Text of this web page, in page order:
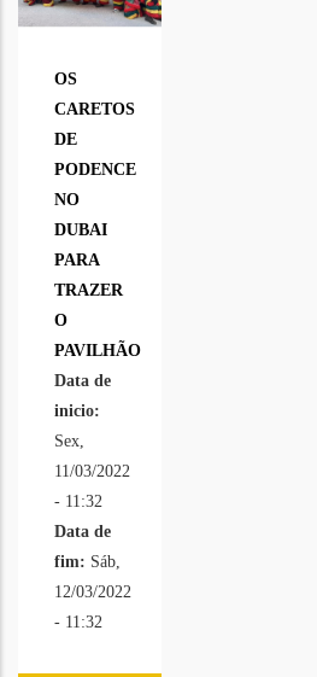
OS
CARETOS
DE
PODENCE
NO
DUBAI
PARA
TRAZER
O
PAVILHÃO
Data de
inicio:
Sex,
11/03/2022
- 11:32
Data de
fim: Sáb,
12/03/2022
- 11:32